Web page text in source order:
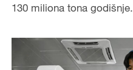
130 miliona tona godišnje.